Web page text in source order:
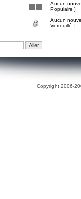
Aucun
Populaire ]
Aucun
Verrouillé ]
Copyright 2006-